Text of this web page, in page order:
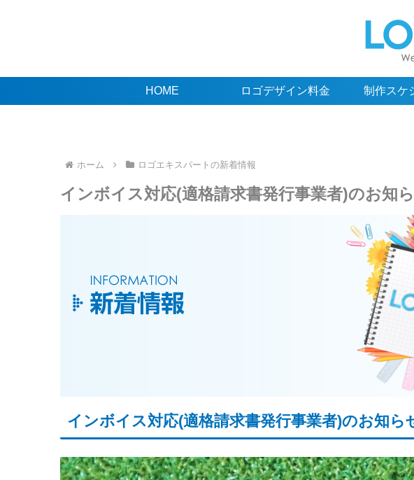
HOME ロゴデザイン料金 制作スケ
ホーム ロゴエキスパートの新着情報
インボイス対応(適格請求書発行事業者)のお知
インボイス対応(適格請求書発行事業者)のお知ら